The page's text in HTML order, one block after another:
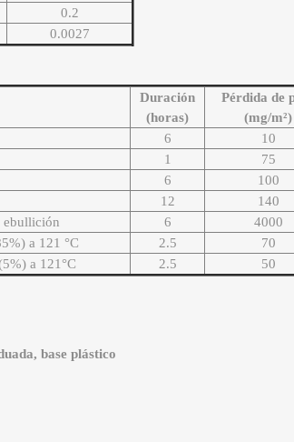
0.2
0.0027
Duración
(horas)
Pérdida de
(mg/m²)
6
10
1
75
6
100
12
140
ebullición
6
4000
a 121 °C
2.5
70
a 121°C
2.5 50
base plástico